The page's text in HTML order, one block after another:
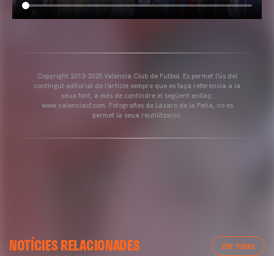
Copyright 2013-2025 Valencia Club de Futbol. Es permet l'ús del
contingut editorial de l'article sempre que es faça referència a la
seua font, a més de contindre el següent enllaç:
www.valenciacf.com. Fotografies de Lázaro de la Peña, no es
permet la seua reutilització.
NOTÍCIES RELACIONADES VER TODAS